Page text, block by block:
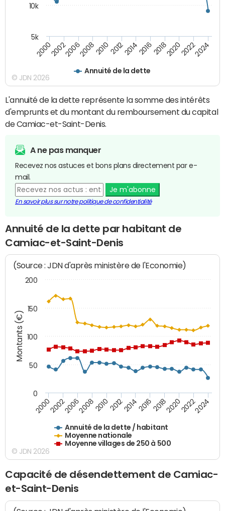
Annuité de la dette
200020022006200820102012201420162018202020222024
10k
5k
© JDN 2026
L'annuité de la dette représente la somme des intérêts
d'emprunts et du montant du remboursement du capital
de Camiac-et-Saint-Denis.
A ne pas manquer
Recevez nos astuces et bons plans directement par e-
mail.
Je m'abonne
En savoir plus sur notre politique de confidentialité
Annuité de la dette par habitant de
Camiac-et-Saint-Denis
Montants (€)
(Source : JDN d'après ministère de l'Economie)
Annuité de la dette / habitant
Moyenne nationale
Moyenne villages de 250 à 500
200020022006200820102012201420162018202020222024
0
50
100
150
200
© JDN 2026
Capacité de désendettement de Camiac-
et-Saint-Denis